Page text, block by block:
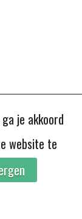
je akkoord
website te